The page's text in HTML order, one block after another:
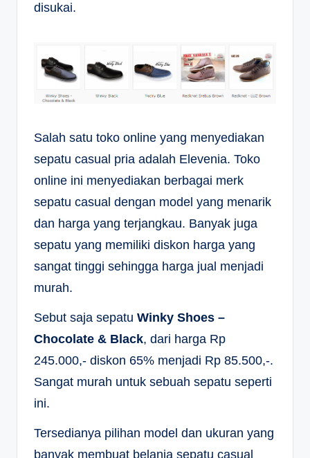
disukai.
Salah satu toko online yang menyediakan
sepatu casual pria adalah Elevenia. Toko
online ini menyediakan berbagai merk
sepatu casual dengan model yang menarik
dan harga yang terjangkau. Banyak juga
sepatu yang memiliki diskon harga yang
sangat tinggi sehingga harga jual menjadi
murah.
Sebut saja sepatu Winky Shoes –
Chocolate & Black, dari harga Rp
245.000,- diskon 65% menjadi Rp 85.500,-.
Sangat murah untuk sebuah sepatu seperti
ini.
Tersedianya pilihan model dan ukuran yang
banyak membuat belanja sepatu casual